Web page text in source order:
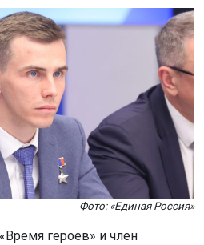
Фото: «Единая Россия»
героев» и член